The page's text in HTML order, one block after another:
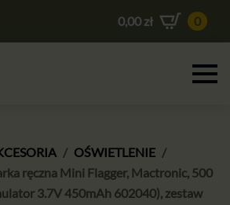
0,00 zł 0
OŚWIETLENIE
ręczna Mini Flagger, Mactronic, 500
3.7V 450mAh 602040), zestaw